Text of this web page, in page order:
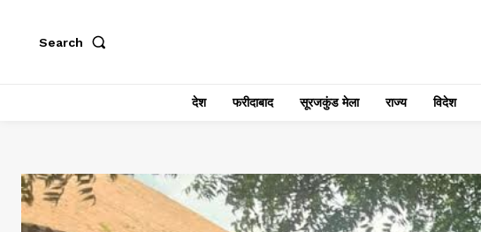
Search
देश फरीदाबाद सूरजकुंड मेला राज्‍य विदेश